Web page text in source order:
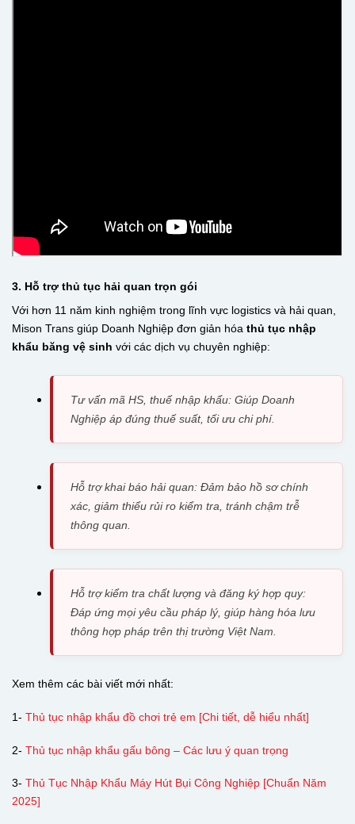
3. Hỗ trợ thủ tục hải quan trọn gói
Với hơn 11 năm kinh nghiệm trong lĩnh vực logistics và hải quan,
Mison Trans giúp Doanh Nghiệp đơn giản hóa thủ tục nhập
khẩu băng vệ sinh với các dịch vụ chuyên nghiệp:
Tư vấn mã HS, thuế nhập khẩu: Giúp Doanh
Nghiệp áp đúng thuế suất, tối ưu chi phí.
Hỗ trợ khai báo hải quan: Đảm bảo hồ sơ chính
xác, giảm thiểu rủi ro kiểm tra, tránh chậm trễ
thông quan.
Hỗ trợ kiểm tra chất lượng và đăng ký hợp quy:
Đáp ứng mọi yêu cầu pháp lý, giúp hàng hóa lưu
thông hợp pháp trên thị trường Việt Nam.
Xem thêm các bài viết mới nhất:
1- Thủ tục nhập khẩu đồ chơi trẻ em [Chi tiết, dễ hiểu nhất]
2- Thủ tục nhập khẩu gấu bông – Các lưu ý quan trọng
3- Thủ Tục Nhập Khẩu Máy Hút Bụi Công Nghiệp [Chuẩn Năm
2025]